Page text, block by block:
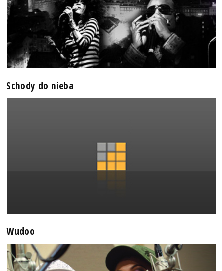
Schody do nieba
Wudoo